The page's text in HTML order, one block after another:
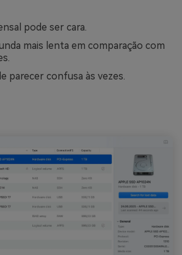
pode ser cara.
mais lenta em comparação com
parecer confusa às vezes.